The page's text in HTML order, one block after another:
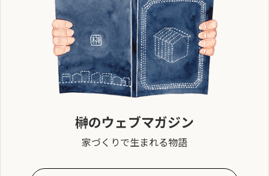
榊のウェブマガジン
家づくりで生まれる物語